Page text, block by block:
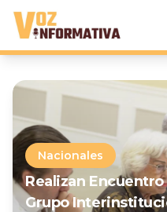
Nacionales
Realizan
Grupo